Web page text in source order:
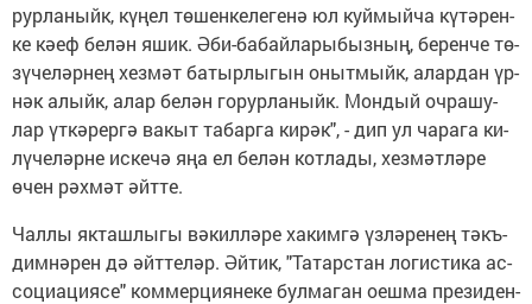
рур­ла­ныйк, кү­ңел тө­шен­ке­ле­ге­нә юл куй­мый­ча кү­тә­рен­
ке кә­еф бе­лән яшик. Әби-ба­ба­йла­ры­быз­ның, бе­рен­че тө­
зү­че­ләр­нең хез­мәт ба­тыр­лы­гын оныт­мыйк, алар­дан үр­
нәк алыйк, алар бе­лән го­рур­ла­ныйк. Мон­дый очр­ашу­
лар үт­кә­ре­р­гә ва­кыт та­бар­га ки­рәк", - дип ул ча­ра­га ки­
лү­че­ләр­не ис­ке­чә яңа ел бе­лән кот­ла­ды, хез­мәт­лә­ре
өчен рәх­мәт әйт­те.
Чал­лы як­таш­лы­гы вә­кил­лә­ре ха­ким­гә үз­лә­ре­нең тәкъ­
дим­нә­рен дә әйт­те­ләр. Әй­тик, "Та­тар­стан ло­гис­ти­ка ас­
со­ци­а­ци­я­се" ком­мер­ци­я­не­ке бул­ма­ган оеш­ма пре­зи­ден­